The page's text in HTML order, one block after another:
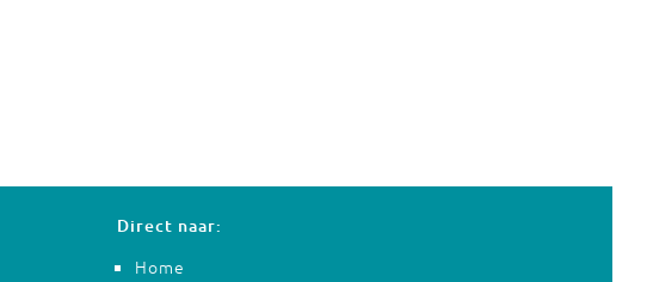
Direct naar:
Home